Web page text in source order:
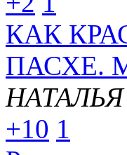
КАК
ПАСХЕ.
+10 1